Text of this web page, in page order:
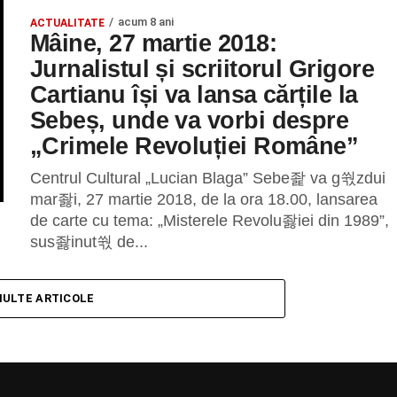
ACTUALITATE acum 8 ani
Mâine, 27 martie 2018:
Jurnalistul și scriitorul Grigore
Cartianu își va lansa cărțile la
Sebeș, unde va vorbi despre
„Crimele Revoluției Române”
Centrul Cultural „Lucian Blaga” Sebe좙 va g쒃zdui
mar좛i, 27 martie 2018, de la ora 18.00, lansarea
de carte cu tema: „Misterele Revolu좛iei din 1989”,
sus좛inut쒃 de...
ARTICOLE